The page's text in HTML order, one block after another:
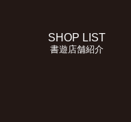
SHOP LIST
書遊店舗紹介